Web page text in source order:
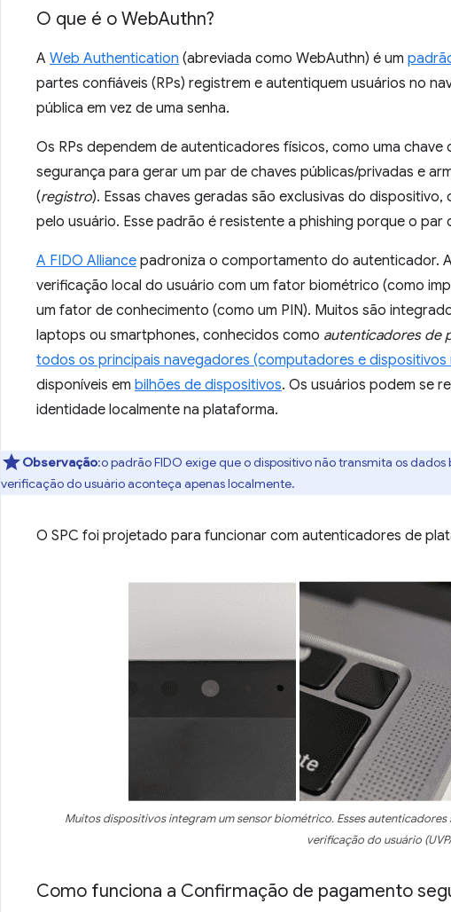
O que é o WebAuthn?
A Web Authentication (abreviada como WebAuthn) é um
partes confiáveis (RPs) registrem e autentiquem usuários no
pública em vez de uma senha.
Os RPs dependem de autenticadores físicos, como uma chave
segurança para gerar um par de chaves públicas/privadas e
(registro). Essas chaves geradas são exclusivas do
pelo usuário. Esse padrão é resistente a phishing porque o par
A FIDO Alliance padroniza o comportamento do autenticador.
verificação local do usuário com um fator biométrico (como
um fator de conhecimento (como um PIN). Muitos são
laptops ou smartphones, conhecidos como autenticadores de
todos os principais navegadores (computadores e dispositivos
disponíveis em bilhões de dispositivos. Os usuários podem se
identidade localmente na plataforma.
Observação:o padrão FIDO exige que o dispositivo não transmita os
verificação do usuário aconteça apenas localmente.
O SPC foi projetado para funcionar com autenticadores de
Muitos dispositivos integram um sensor biométrico. Esses
verificação do usuário
Como funciona a Confirmação de pagamento